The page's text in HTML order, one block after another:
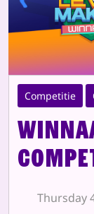
Competitie
Thursday